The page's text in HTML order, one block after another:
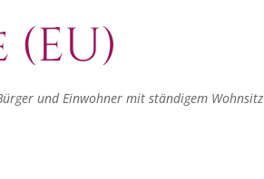
und Einwohner mit ständigem Wohnsitz